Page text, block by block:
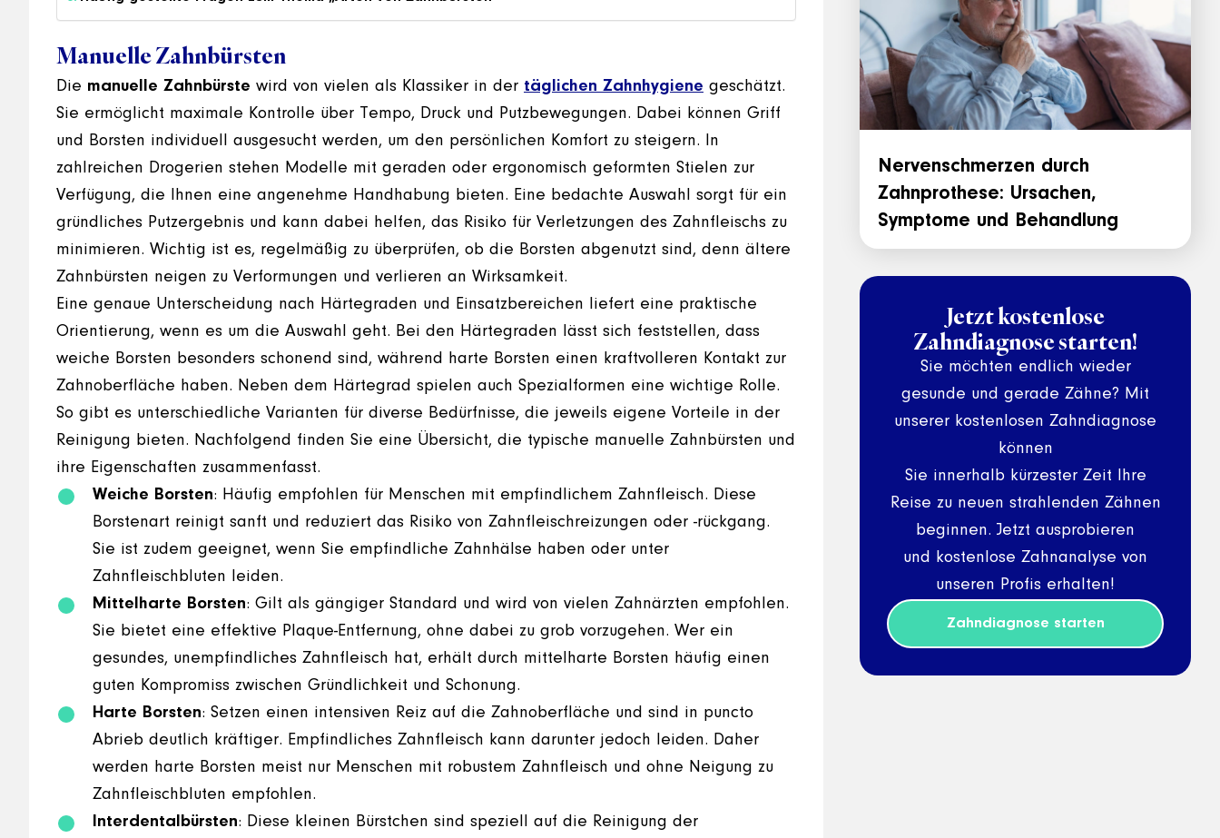
Manuelle Zahnbürsten
Die manuelle Zahnbürste wird von vielen als Klassiker in der täglichen Zahnhygiene geschätzt.
Sie ermöglicht maximale Kontrolle über Tempo, Druck und Putzbewegungen. Dabei können Griff
und Borsten individuell ausgesucht werden, um den persönlichen Komfort zu steigern. In
zahlreichen Drogerien stehen Modelle mit geraden oder ergonomisch geformten Stielen zur
Verfügung, die Ihnen eine angenehme Handhabung bieten. Eine bedachte Auswahl sorgt für ein
gründliches Putzergebnis und kann dabei helfen, das Risiko für Verletzungen des Zahnfleischs zu
minimieren. Wichtig ist es, regelmäßig zu überprüfen, ob die Borsten abgenutzt sind, denn ältere
Zahnbürsten neigen zu Verformungen und verlieren an Wirksamkeit.
Eine genaue Unterscheidung nach Härtegraden und Einsatzbereichen liefert eine praktische
Orientierung, wenn es um die Auswahl geht. Bei den Härtegraden lässt sich feststellen, dass
weiche Borsten besonders schonend sind, während harte Borsten einen kraftvolleren Kontakt zur
Zahnoberfläche haben. Neben dem Härtegrad spielen auch Spezialformen eine wichtige Rolle.
So gibt es unterschiedliche Varianten für diverse Bedürfnisse, die jeweils eigene Vorteile in der
Reinigung bieten. Nachfolgend finden Sie eine Übersicht, die typische manuelle Zahnbürsten und
ihre Eigenschaften zusammenfasst.
Weiche Borsten: Häufig empfohlen für Menschen mit empfindlichem Zahnfleisch. Diese
Borstenart reinigt sanft und reduziert das Risiko von Zahnfleischreizungen oder -rückgang.
Sie ist zudem geeignet, wenn Sie empfindliche Zahnhälse haben oder unter
Zahnfleischbluten leiden.
Mittelharte Borsten: Gilt als gängiger Standard und wird von vielen Zahnärzten empfohlen.
Sie bietet eine effektive Plaque-Entfernung, ohne dabei zu grob vorzugehen. Wer ein
gesundes, unempfindliches Zahnfleisch hat, erhält durch mittelharte Borsten häufig einen
guten Kompromiss zwischen Gründlichkeit und Schonung.
Harte Borsten: Setzen einen intensiven Reiz auf die Zahnoberfläche und sind in puncto
Abrieb deutlich kräftiger. Empfindliches Zahnfleisch kann darunter jedoch leiden. Daher
werden harte Borsten meist nur Menschen mit robustem Zahnfleisch und ohne Neigung zu
Zahnfleischbluten empfohlen.
Interdentalbürsten: Diese kleinen Bürstchen sind speziell auf die Reinigung der
Nervenschmerzen durch
Zahnprothese: Ursachen,
Symptome und Behandlung
Jetzt kostenlose
Zahndiagnose starten!
Sie möchten endlich wieder
gesunde und gerade Zähne? Mit
unserer kostenlosen Zahndiagnose
können
Sie innerhalb kürzester Zeit Ihre
Reise zu neuen strahlenden Zähnen
beginnen. Jetzt ausprobieren
und kostenlose Zahnanalyse von
unseren Profis erhalten!
Zahndiagnose starten